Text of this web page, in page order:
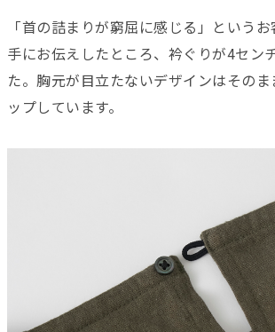
「首の詰まりが窮屈に感じる」という
手にお伝えしたところ、衿ぐりが4セン
た。胸元が目立たないデザインはその
ップしています。